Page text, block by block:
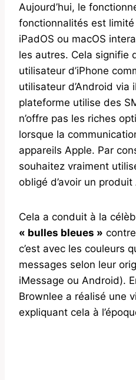
Aujourd’hui, le
fonctionnalités est
iPadOS ou macOS
les autres. Cela signifie
utilisateur d’iPhone
utilisateur d’Android via
plateforme utilise des
n’offre pas les riches
lorsque la
appareils Apple. Par
souhaitez vraiment
obligé d’avoir un
Cela a conduit à la
« bulles bleues »
c’est avec les couleurs
messages selon leur
iMessage ou Android).
Brownlee a réalisé une
expliquant cela à